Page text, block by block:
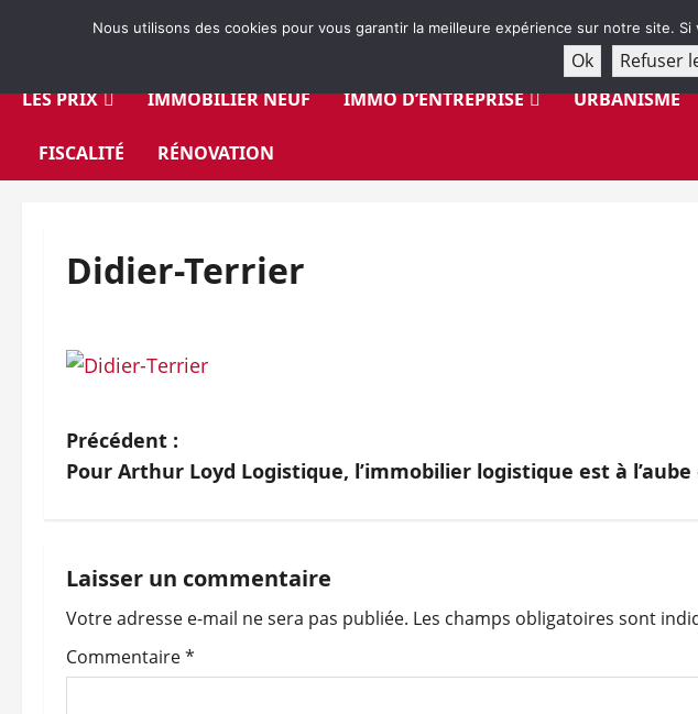
LES PRIX
IMMOBILIER NEUF IMMO D’ENTREPRISE URBANISME
FISCALITÉ RÉNOVATION
Didier-Terrier
N
a
i
g
a
Précédent :
Pour Arthur Loyd Logistique, l’immobilier logistique est à l’aube
Laisser un commentaire
Votre adresse e-mail ne sera pas publiée. Les champs obligatoires sont
Commentaire*
Nous utilisons des cookies pour vous garantir la meilleure expérience sur notre site.
Ok Refuser